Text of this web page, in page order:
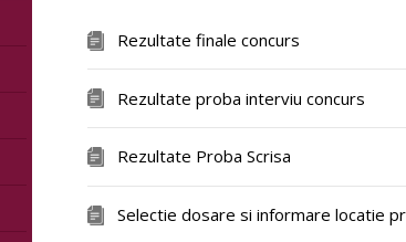
Rezultate finale concurs
Rezultate proba interviu concurs
Rezultate Proba Scrisa
Selectie dosare si informare locatie